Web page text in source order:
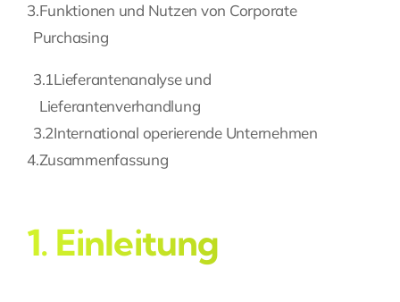
3.Funktionen und Nutzen von Corporate
Purchasing
3.1Lieferantenanalyse und
Lieferantenverhandlung
3.2International operierende Unternehmen
4.Zusammenfassung
1. Einleitung